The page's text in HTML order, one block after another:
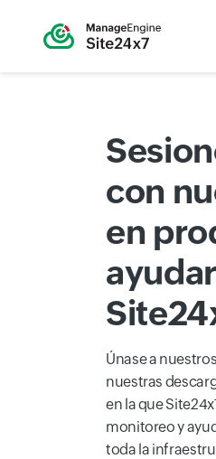
con
en
Únase a
nuestras
en la que
monitoreo y
toda la